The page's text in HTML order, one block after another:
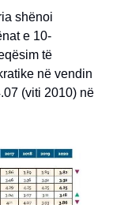
shënoi
e 10-
të
në vendin
(viti 2010) në